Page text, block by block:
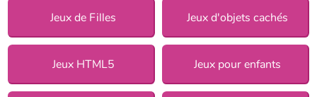
Jeux de Filles Jeux d'objets cachés
Jeux HTML5 Jeux pour enfants